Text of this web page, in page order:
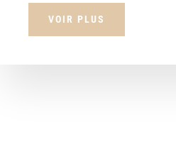
VOIR PLUS